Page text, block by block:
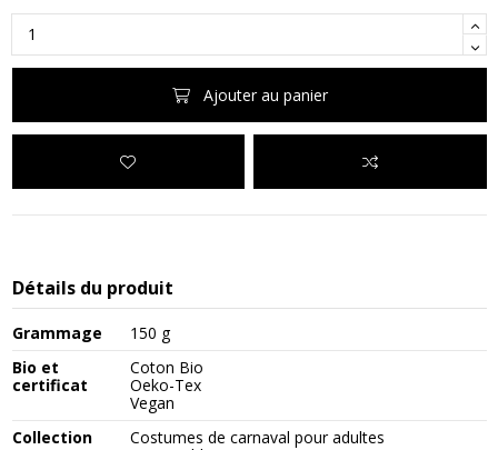
Ajouter au panier
Détails du produit
Grammage
150 g
Bio et
certificat
Coton Bio
Oeko-Tex
Vegan
Collection
Costumes de carnaval pour adultes